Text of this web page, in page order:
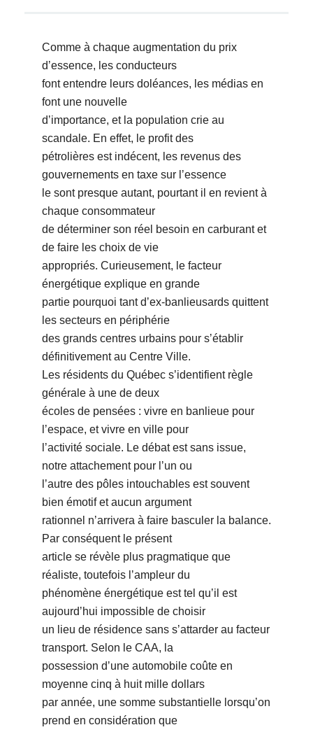
Comme à chaque augmentation du prix
dʼessence, les conducteurs
font entendre leurs doléances, les médias en
font une nouvelle
dʼimportance, et la population crie au
scandale. En effet, le profit des
pétrolières est indécent, les revenus des
gouvernements en taxe sur lʼessence
le sont presque autant, pourtant il en revient à
chaque consommateur
de déterminer son réel besoin en carburant et
de faire les choix de vie
appropriés. Curieusement, le facteur
énergétique explique en grande
partie pourquoi tant dʼex-banlieusards quittent
les secteurs en périphérie
des grands centres urbains pour sʼétablir
définitivement au Centre Ville.
Les résidents du Québec sʼidentifient règle
générale à une de deux
écoles de pensées : vivre en banlieue pour
lʼespace, et vivre en ville pour
lʼactivité sociale. Le débat est sans issue,
notre attachement pour lʼun ou
lʼautre des pôles intouchables est souvent
bien émotif et aucun argument
rationnel nʼarrivera à faire basculer la balance.
Par conséquent le présent
article se révèle plus pragmatique que
réaliste, toutefois lʼampleur du
phénomène énergétique est tel quʼil est
aujourdʼhui impossible de choisir
un lieu de résidence sans sʼattarder au facteur
transport. Selon le CAA, la
possession dʼune automobile coûte en
moyenne cinq à huit mille dollars
par année, une somme substantielle lorsquʼon
prend en considération que